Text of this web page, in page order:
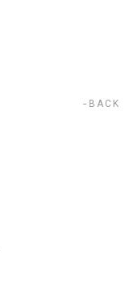
BACK